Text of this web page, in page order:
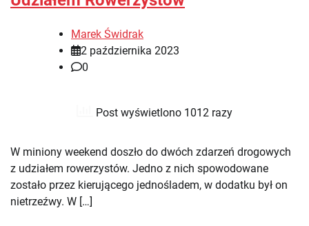
Marek Świdrak
2 października 2023
0
Post wyświetlono 1012 razy
W miniony weekend doszło do dwóch zdarzeń drogowych
z udziałem rowerzystów. Jedno z nich spowodowane
zostało przez kierującego jednośladem, w dodatku był on
nietrzeźwy. W […]